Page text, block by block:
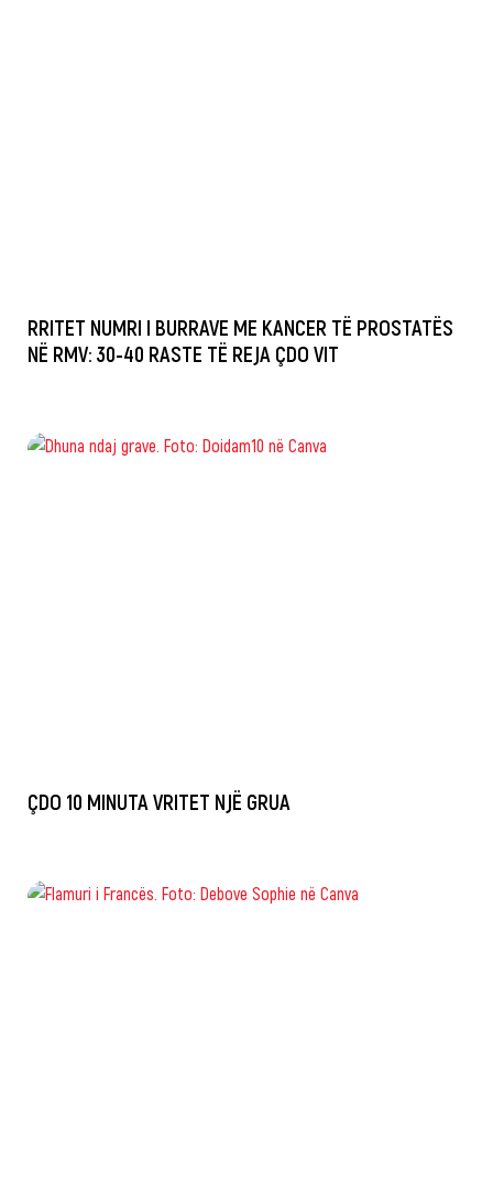
RRITET NUMRI I BURRAVE ME KANCER TË PROSTATËS
NË RMV: 30-40 RASTE TË REJA ÇDO VIT
ÇDO 10 MINUTA VRITET NJË GRUA